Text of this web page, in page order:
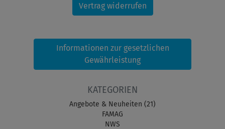
Vertrag widerrufen
Informationen zur gesetzlichen
Gewährleistung
KATEGORIEN
Angebote & Neuheiten (21)
FAMAG
NWS